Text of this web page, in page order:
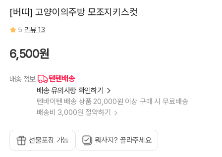
[버띠] 고양이의주방 모조지키스컷
5 리뷰 13
6,500원
배송 정보
텐텐배송
배송 유의사항 확인하기
텐바이텐 배송 상품 20,000원 이상 구매 시 무료배송
배송비 3,000원 절약하기
선물포장 가능 뭐사지? 골라주세요